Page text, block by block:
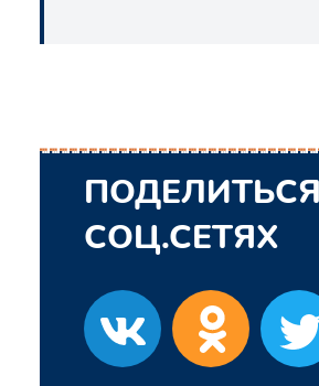
СОЦ.СЕТЯХ